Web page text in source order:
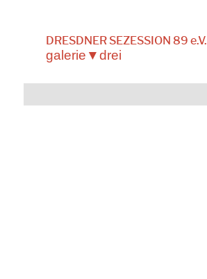
DRESDNER SEZESSION 89 e.V.
galerie▼drei